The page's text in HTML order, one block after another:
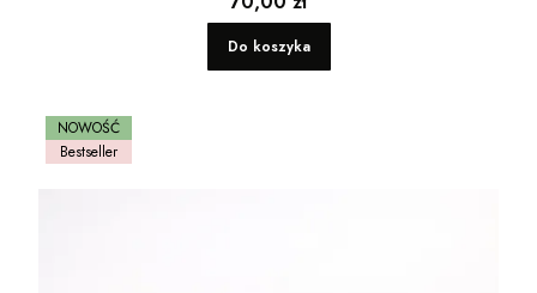
Do koszyka
Bestseller
NOWOŚĆ